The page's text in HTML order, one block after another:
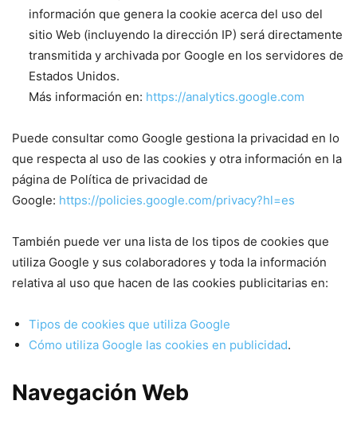
información que genera la cookie acerca del uso del
sitio Web (incluyendo la dirección IP) será directamente
transmitida y archivada por Google en los servidores de
Estados Unidos.
Más información en: https://analytics.google.com
Puede consultar como Google gestiona la privacidad en lo
que respecta al uso de las cookies y otra información en la
página de Política de privacidad de
Google: https://policies.google.com/privacy?hl=es
También puede ver una lista de los tipos de cookies que
utiliza Google y sus colaboradores y toda la información
relativa al uso que hacen de las cookies publicitarias en:
Tipos de cookies que utiliza Google
Cómo utiliza Google las cookies en publicidad.
Navegación Web